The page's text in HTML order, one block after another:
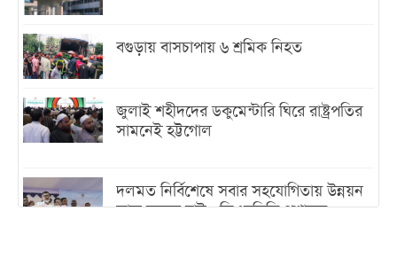
বগুড়ায় বাসচাপায় ৬ শ্রমিক নিহত
জুলাই শহীদদের ডকুমেন্টারি ঘিরে রাষ্ট্রপতির
সামনেই হট্টগোল
দলমত নির্বিশেষে সবার সহযোগিতায় উন্নয়ন
কাজ করতে চাই : ডিএনসিসি প্রশাসক